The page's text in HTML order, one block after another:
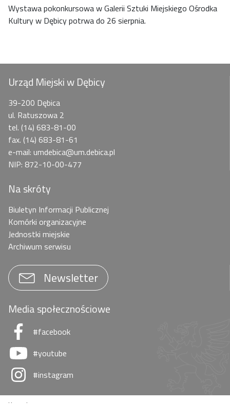
Wystawa pokonkursowa w Galerii Sztuki Miejskiego Ośrodka
Kultury w Dębicy potrwa do 26 sierpnia.
Urząd Miejski w Dębicy
39-200 Dębica
ul. Ratuszowa 2
tel. (14) 683-81-00
fax. (14) 683-81-61
e-mail: umdebica@um.debica.pl
NIP: 872-10-00-477
Na skróty
Biuletyn Informacji Publicznej
Komórki organizacyjne
Jednostki miejskie
Archiwum serwisu
Newsletter
Media społecznościowe
#facebook
#youtube
#instagram